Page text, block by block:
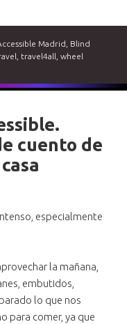
Madrid
Blind
travel4all ,wheel
cuento de
especialmente
la mañana,
embutidos,
lo que nos
para comer, ya que